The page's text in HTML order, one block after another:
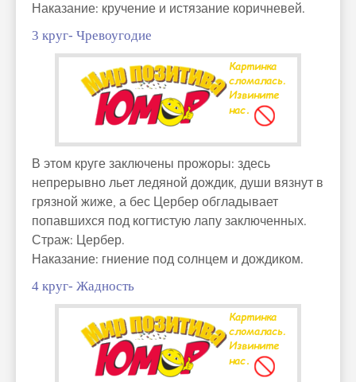
Наказание: кручение и истязание коричневей.
3 круг- Чревоугодие
В этом круге заключены прожоры: здесь
непрерывно льет ледяной дождик, души вязнут в
грязной жиже, а бес Цербер обгладывает
попавшихся под когтистую лапу заключенных.
Страж: Цербер.
Наказание: гниение под солнцем и дождиком.
4 круг- Жадность